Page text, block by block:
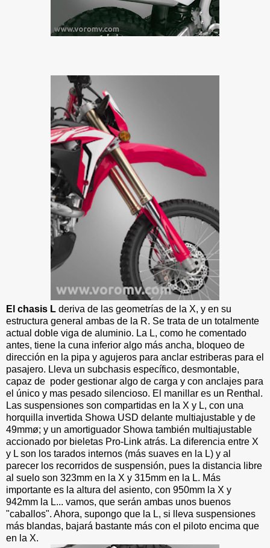
El chasis L deriva de las geometrías de la X, y en su
estructura general ambas de la R. Se trata de un totalmente
actual doble viga de aluminio. La L, como he comentado
antes, tiene la cuna inferior algo más ancha, bloqueo de
dirección en la pipa y agujeros para anclar estriberas para el
pasajero. Lleva un subchasis específico, desmontable,
capaz de poder gestionar algo de carga y con anclajes para
el único y mas pesado silencioso. El manillar es un Renthal.
Las suspensiones son compartidas en la X y L, con una
horquilla invertida Showa USD delante multiajustable y de
49mmø; y un amortiguador Showa también multiajustable
accionado por bieletas Pro-Link atrás. La diferencia entre X
y L son los tarados internos (más suaves en la L) y al
parecer los recorridos de suspensión, pues la distancia libre
al suelo son 323mm en la X y 315mm en la L. Más
importante es la altura del asiento, con 950mm la X y
942mm la L... vamos, que serán ambas unos buenos
"caballos". Ahora, supongo que la L, si lleva suspensiones
más blandas, bajará bastante más con el piloto encima que
en la X.